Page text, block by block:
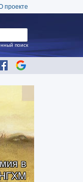
проекте
поиск
в